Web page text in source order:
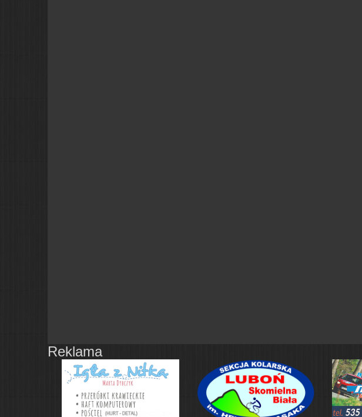
Reklama